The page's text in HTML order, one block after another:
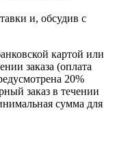
и, обсудив с
картой или
заказа (оплата
20%
заказ в течении
сумма для